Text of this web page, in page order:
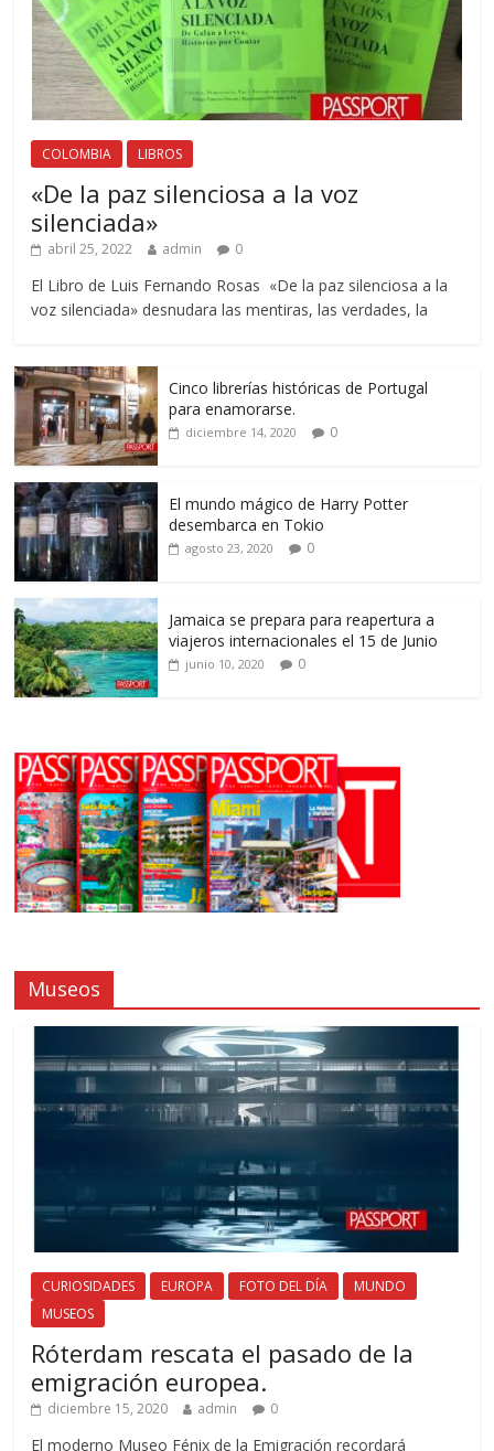
COLOMBIA LIBROS
«De la paz silenciosa a la voz
silenciada»
abril 25, 2022 admin 0
El Libro de Luis Fernando Rosas «De la paz silenciosa a la
voz silenciada» desnudara las mentiras, las verdades, la
Cinco librerías históricas de Portugal
para enamorarse.
diciembre 14, 2020 0
El mundo mágico de Harry Potter
desembarca en Tokio
agosto 23, 2020 0
Jamaica se prepara para reapertura a
viajeros internacionales el 15 de Junio
junio 10, 2020 0
Museos
CURIOSIDADES EUROPA FOTO DEL DÍA
MUNDO
MUSEOS
Róterdam rescata el pasado de la
emigración europea.
diciembre 15, 2020 admin 0
El moderno Museo Fénix de la Emigración recordará